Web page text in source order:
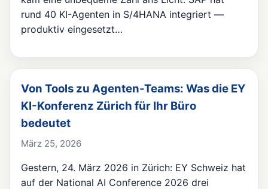
rund 40 KI-Agenten in S/4HANA integriert —
produktiv eingesetzt…
Von Tools zu Agenten-Teams: Was die EY
KI-Konferenz Zürich für Ihr Büro
bedeutet
März 25, 2026
Gestern, 24. März 2026 in Zürich: EY Schweiz hat
auf der National AI Conference 2026 drei